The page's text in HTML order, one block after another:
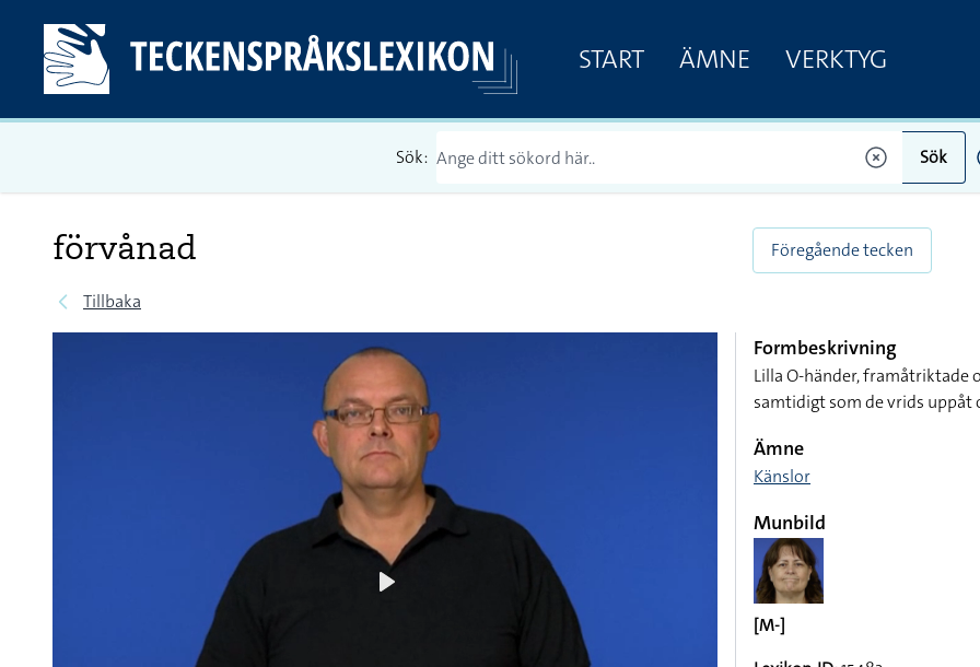
START ÄMNE VERKTYG
Sök: Sök
förvånad
Tillbaka
Föregående tecken
Formbeskrivning
Lilla O-händer, framåtriktade
samtidigt som de vrids
Ämne
Känslor
Munbild
[M-]